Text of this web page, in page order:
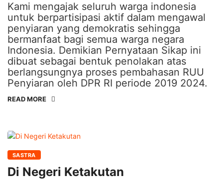
Kami mengajak seluruh warga indonesia
untuk berpartisipasi aktif dalam mengawal
penyiaran yang demokratis sehingga
bermanfaat bagi semua warga negara
Indonesia. Demikian Pernyataan Sikap ini
dibuat sebagai bentuk penolakan atas
berlangsungnya proses pembahasan RUU
Penyiaran oleh DPR RI periode 2019 2024.
READ MORE
SASTRA
Di Negeri Ketakutan